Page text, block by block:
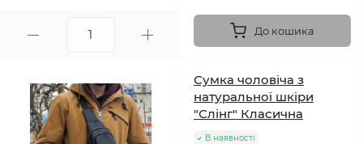
До кошика
Сумка чоловіча з
натуральної шкіри
"Слінг" Класична
В наявності